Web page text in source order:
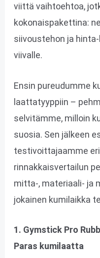
viittä vaihtoehtoa,
kokonaispakettina:
siivoustehon ja
viivalle.
Ensin pureudumme
laattatyyppiin –
selvitämme, milloin
suosia. Sen jälkeen
testivoittajaamme
rinnakkaisvertailun
mitta-, materiaali- ja
jokainen kumilaikka
1. Gymstick Pro
Paras kumilaatta